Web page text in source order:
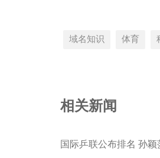
域名知识 体育
相关新闻
国际乒联公布排名 孙